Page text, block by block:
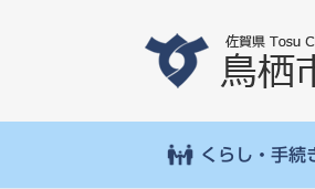
先
を
くらし・手続